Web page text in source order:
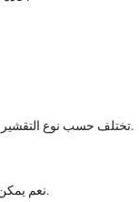
تختلف حسب نوع التقشير، من أيام قليلة في الحالات السطحية إلى أسبوعين أو أكثر في الحالات العميقة.
نعم يمكن تكراره، لكن يجب ترك فاصل زمني مناسب بين الجلسات حسب حالة البشرة.